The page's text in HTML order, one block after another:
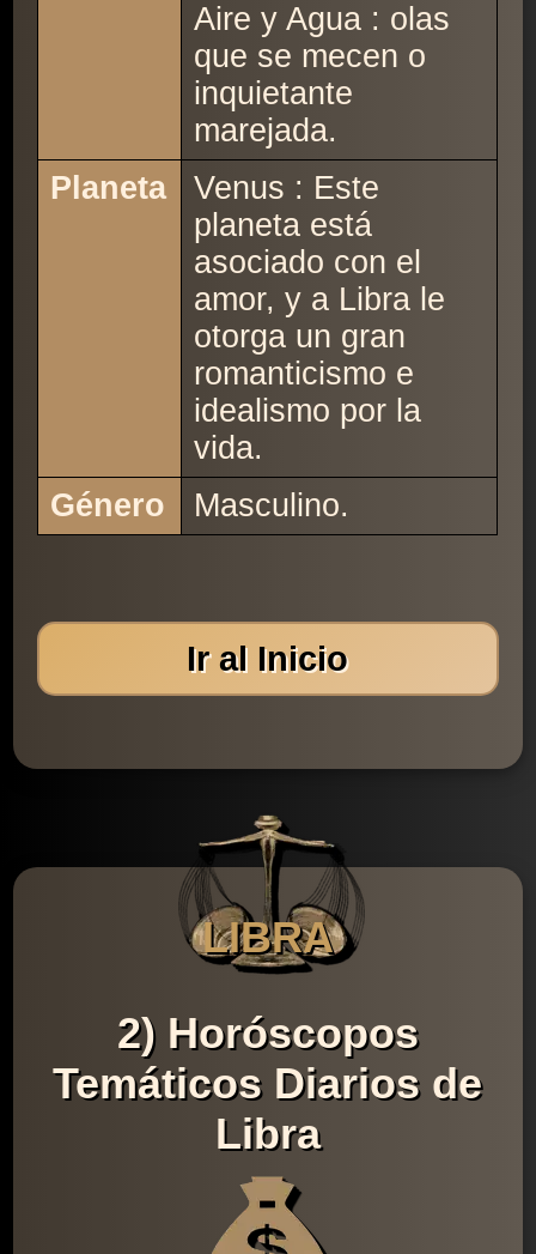
Aire y Agua : olas
que se mecen o
inquietante
marejada.
Planeta
Venus : Este
planeta está
asociado con el
amor, y a Libra le
otorga un gran
romanticismo e
idealismo por la
vida.
Género
Masculino.
Ir al Inicio
LIBRA
2) Horóscopos
Temáticos Diarios de
Libra